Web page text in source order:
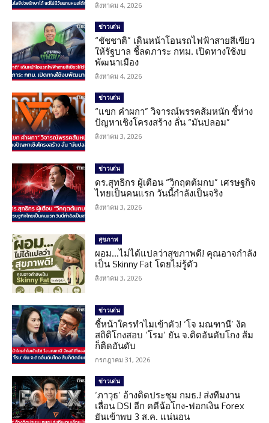
สิงหาคม 4, 2026
ข่าวเด่น
“ชัชชาติ” เดินหน้าโอนรถไฟฟ้าสายสีเขียว
ให้รัฐบาล ชี้ลดภาระ กทม. เปิดทางใช้งบ
พัฒนาเมือง
สิงหาคม 4, 2026
ข่าวเด่น
“แขก คำผกา” วิจารณ์พรรคส้มหนัก ชี้ห่าง
ปัญหาเชิงโครงสร้าง ลั่น “มันปลอม”
สิงหาคม 3, 2026
ข่าวเด่น
ดร.สุทธิกร ผู้เตือน “วิกฤตต้มกบ” เศรษฐกิจ
ไทยเป็นคนแรก วันนี้กำลังเป็นจริง
สิงหาคม 3, 2026
สุขภาพ
ผอม…ไม่ได้แปลว่าสุขภาพดี! คุณอาจกำลัง
เป็น Skinny Fat โดยไม่รู้ตัว
สิงหาคม 3, 2026
ข่าวเด่น
ชี้หน้าใครทำไมเข้าตัว! ‘โจ มณฑานี’ งัด
สถิติโกงสอบ ‘โรม’ ยัน จ.ติดอันดับโกง ส้ม
ก็ติดอันดับ
กรกฎาคม 31, 2026
ข่าวเด่น
‘ภาวุธ’ อ้างติดประชุม กมธ.! ส่งทีมงาน
เลื่อน DSI อีก คดีฉ้อโกง-ฟอกเงิน Forex
ยันเข้าพบ 3 ส.ค. แน่นอน